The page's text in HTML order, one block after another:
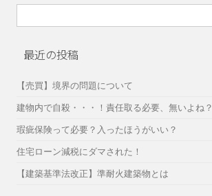
索:
最近の投稿
【売買】境界の問題について
建物内で自殺・・・！責任取る必要、無いよね？
瑕疵保険って必要？入ったほうがいい？
住宅ローン減税にダマされた！
【建築基準法改正】準耐火建築物とは